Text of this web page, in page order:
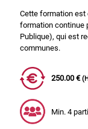
Cette formation est
formation continue
Publique), qui est
communes.
250.00 €
Min. 4